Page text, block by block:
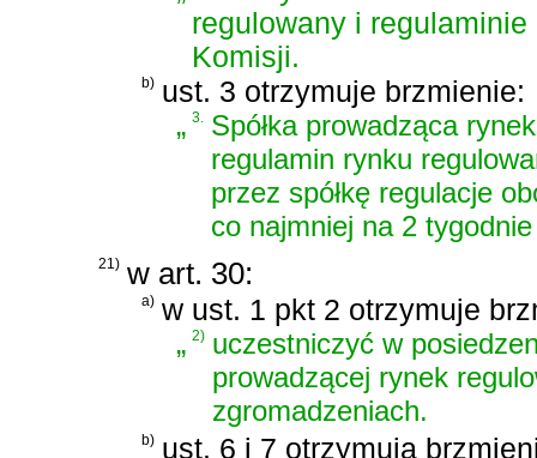
regulowany i
Komisji.
b) ust. 3 otrzymuje brzmienie:
„3. Spółka prowadząca
regulamin rynku
przez spółkę regulacje
co najmniej na 2
21) w art. 30:
a) w ust. 1 pkt 2 otrzymuje
„2) uczestniczyć w
prowadzącej rynek
zgromadzeniach.
b) ust. 6 i 7 otrzymują